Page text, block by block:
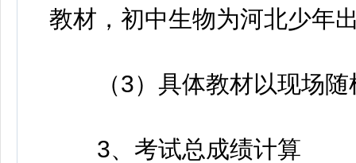
教材，初中生物为河北少年
（3）具体教材以现场随
3、考试总成绩计算